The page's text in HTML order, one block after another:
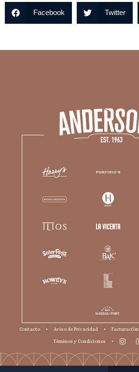
Facebook Twitter
Contacto • Aviso de Privacidad • Facturación
Téminos y Condiciones •